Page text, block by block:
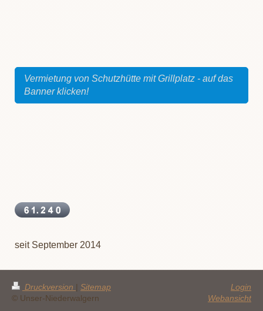
Vermietung von Schutzhütte mit Grillplatz - auf das
Banner klicken!
seit September 2014
Druckversion | Sitemap
© Unser-Niederwalgern
Login
Webansicht